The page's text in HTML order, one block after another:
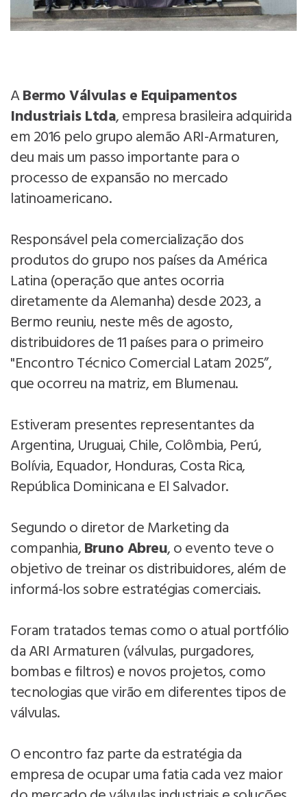
ABermo Válvulas e Equipamentos
Industriais Ltda, empresa brasileira adquirida
em 2016 pelo grupo alemão ARI-Armaturen,
deu mais um passo importante para o
processo de expansão no mercado
latinoamericano.
Responsável pela comercialização dos
produtos do grupo nos países da América
Latina (operação que antes ocorria
diretamente da Alemanha) desde 2023, a
Bermo reuniu, neste mês de agosto,
distribuidores de 11 países para o primeiro
"Encontro Técnico Comercial Latam 2025”,
que ocorreu na matriz, em Blumenau.
Estiveram presentes representantes da
Argentina, Uruguai, Chile, Colômbia, Perú,
Bolívia, Equador, Honduras, Costa Rica,
República Dominicana e El Salvador.
Segundo o diretor de Marketing da
companhia,Bruno Abreu, o evento teve o
objetivo de treinar os distribuidores, além de
informá-los sobre estratégias comerciais.
Foram tratados temas como o atual portfólio
da ARI Armaturen (válvulas, purgadores,
bombas e filtros) e novos projetos, como
tecnologias que virão em diferentes tipos de
válvulas.
O encontro faz parte da estratégia da
empresa de ocupar uma fatia cada vez maior